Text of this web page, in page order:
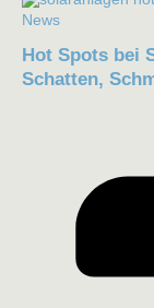
News
Hot Spots bei
Schatten,